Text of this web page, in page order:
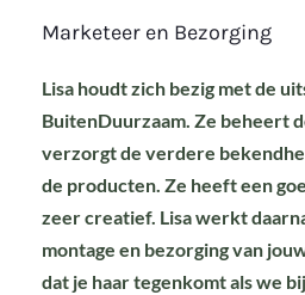
Marketeer en Bezorging
Lisa houdt zich bezig met de
BuitenDuurzaam. Ze beheert
verzorgt de verdere
de producten. Ze heeft een
zeer creatief. Lisa werkt
montage en bezorging van
dat je haar tegenkomt als we